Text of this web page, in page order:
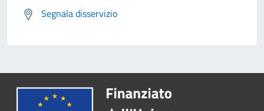
Segnala disservizio